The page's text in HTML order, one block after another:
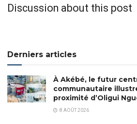
Discussion about this post
Derniers articles
À Akébé, le futur
communautaire
proximité d’Oligui
8 AOÛT 2026